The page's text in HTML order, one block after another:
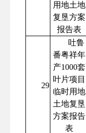
用地土地
复垦方案
报告表
29
吐鲁
番粤祥年
产1000套
叶片项目
临时用地
土地复垦
方案报告
表